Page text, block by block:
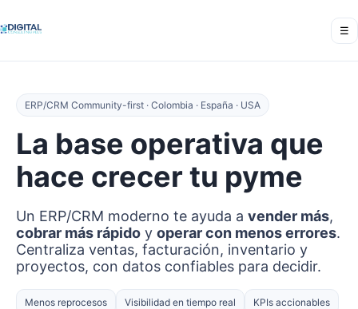
☰
ERP/CRM Community-first · Colombia · España · USA
La base operativa que
hace crecer tu pyme
Un ERP/CRM moderno te ayuda a vender más,
cobrar más rápido y operar con menos errores.
Centraliza ventas, facturación, inventario y
proyectos, con datos confiables para decidir.
Menos reprocesos Visibilidad en tiempo real KPIs accionables